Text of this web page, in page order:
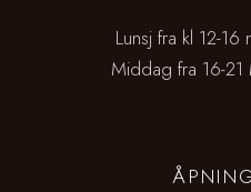
Lunsj fra kl 12-
Middag fra 16-